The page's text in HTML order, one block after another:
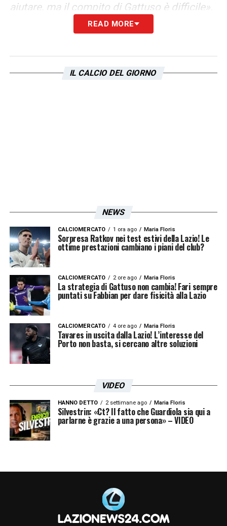
aiutare, ma il compito di Gattuso è difficile».
CONTESTAZIONI E PARTECIPAZIONE
squadra. Le contestazioni ci sono sempre
Oggi il pericolo è che questo non ci sia più,
dura. La cosa che mi fa paura è che non ci
siano i margini. Se oggi ci fosse una
ricapitalizzazione, per fare un esempio, non
basterebbe più. Oggi sei chiamato a fare
qualcosa che tocchi davvero il popolo, che
invii un segnale importante. Quello che ha
fatto in passato il presidente è vero, ma oggi
non basta più. Per il bene della Lazio deve
trovare una strada nuova».
SITUAZIONE GATTUSO–«Gattuso?
Abbiamo fatto tutto il percorso allenatore
insieme. È una persona che vale cento, ha
idee, ma bisogna capire se sarà messo in
zero complica le cose, la cosa importante,
Se non riesci nemmeno a fare questo
diventa troppo difficile».
READ MORE
IL CALCIO DEL GIORNO
NEWS
CALCIOMERCATO 1 ora ago Maria Floris
Sorpresa Ratkov nei test estivi della Lazio! Le
ottime prestazioni cambiano i piani del club?
CALCIOMERCATO 2 ore ago Maria Floris
La strategia di Gattuso non cambia! Fari sempre
puntati su Fabbian per dare fisicità alla Lazio
CALCIOMERCATO 4 ore ago Maria Floris
Tavares in uscita dalla Lazio! L’interesse del
Porto non basta, si cercano altre soluzioni
VIDEO
HANNO DETTO 2 settimane ago Maria Floris
Silvestrin: «Ct? Il fatto che Guardiola sia qui a
parlarne è grazie a una persona» – VIDEO